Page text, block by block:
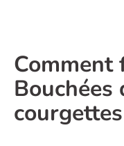
Comment
courgettes